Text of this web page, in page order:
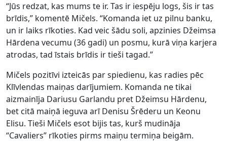
“Jūs redzat, kas mums te ir. Tas ir iespēju logs, šis ir tas
brīdis,” komentē Mičels. “Komanda iet uz pilnu banku,
un ir laiks rīkoties. Kad veic šādu soli, apzinies Džeimsa
Hārdena vecumu (36 gadi) un posmu, kurā viņa karjera
atrodas, tad īstais brīdis ir tieši tagad.”
Mičels pozitīvi izteicās par spiedienu, kas radies pēc
Klīvlendas maiņas darījumiem. Komanda ne tikai
aizmainīja Dariusu Garlandu pret Džeimsu Hārdenu,
bet citā maiņā ieguva arī Denisu Šrēderu un Keonu
Elisu. Tieši Mičels esot bijis tas, kurš mudināja
“Cavaliers” rīkoties pirms maiņu termiņa beigām.